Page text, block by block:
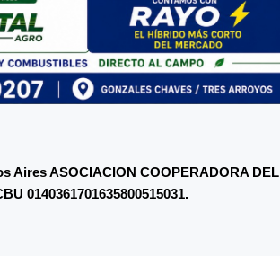
Aires ASOCIACION COOPERADORA DEL
0140361701635800515031.